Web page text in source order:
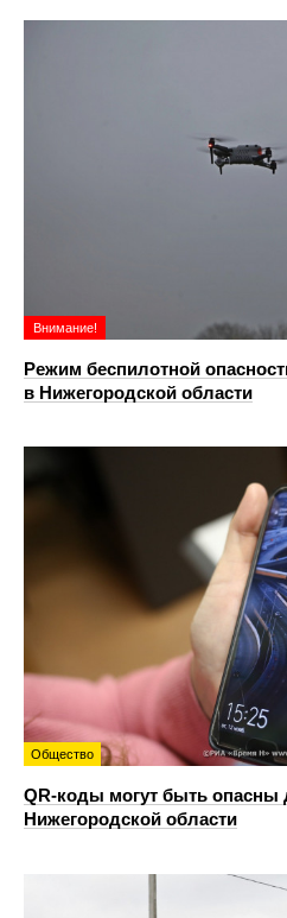
Внимание!
Режим беспилотной
в Нижегородской области
Общество
QR-коды могут быть опасны
Нижегородской области